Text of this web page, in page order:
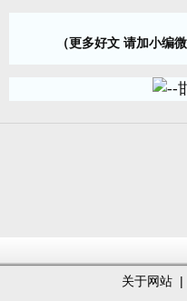
（更多好文 请加小编
关于网站 |